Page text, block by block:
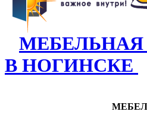
МЕБЕЛЬНАЯ
В НОГИНСКЕ